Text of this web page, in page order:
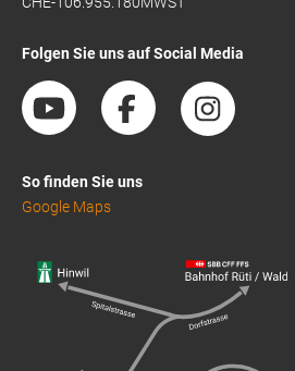
Folgen Sie uns auf Social Media
So finden Sie uns
Google Maps